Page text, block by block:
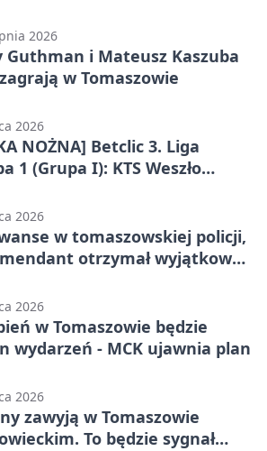
2026
Guthman i Mateusz Kaszuba
w Tomaszowie
2026
NOŻNA] Betclic 3. Liga
1 (Grupa I): KTS Weszło
2:1
2026
w tomaszowskiej policji,
otrzymał wyjątkowy
2026
w Tomaszowie będzie
wydarzeń - MCK ujawnia plan
2026
zawyją w Tomaszowie
To będzie sygnał